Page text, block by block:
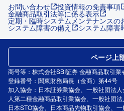
お問い合わせ 投資情報の免責事項
金融商品取引法等に係る表示
定期・臨時システムメンテナンスの
システム障害の備え システム障害
商号等：株式会社SBI証券 金融商品取引
登録番号：関東財務局長（金商）第44号
加入協会：日本証券業協会、一般社団法
人第二種金融商品取引業協会、一般社団
日本STO協会、日本商品先物取引協会、
ページ上